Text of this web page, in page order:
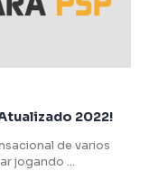
2022!
de varios
jogando …